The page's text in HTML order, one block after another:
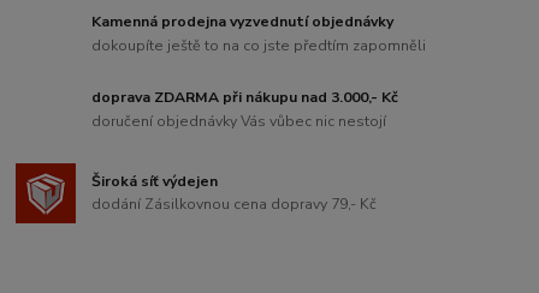
Kamenná prodejna vyzvednutí objednávky
dokoupíte ještě to na co jste předtím zapomněli
doprava ZDARMA při nákupu nad 3.000,- Kč
doručení objednávky Vás vůbec nic nestojí
Široká síť výdejen
dodání Zásilkovnou cena dopravy 79,- Kč